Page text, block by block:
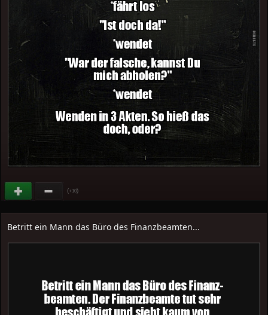
(+10)
Betritt ein Mann das Büro des Finanzbeamten...